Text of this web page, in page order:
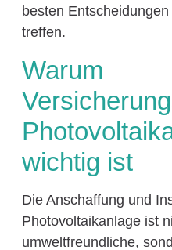
besten
treffen.
Warum
wichtig ist
Die Anschaffung und
Photovoltaikanlage ist
umweltfreundliche,